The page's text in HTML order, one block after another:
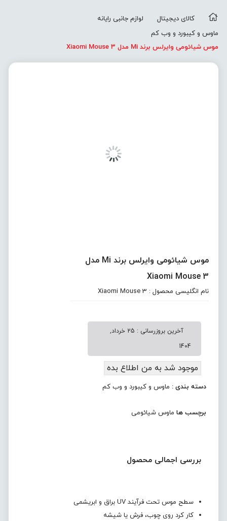
کالای دیجیتال
لوازم جانبی رایانه
ماوس و کیبورد و وب کم
موس شیائومی وایرلس برند Mi مدل Xiaomi Mouse 3
موس شیائومی وایرلس برند Mi مدل
Xiaomi Mouse 3
نام انگلیسی محصول : Xiaomi Mouse 3
آخرین بروزرسانی : 25 خرداد,
1404
موجود شد به من اطلاع بده
دسته بندی : ماوس و کیبورد و وب کم
برچسب ها ماوس شیائومی
بررسی اجمالی محصول
سطح موس تحت فرآیند UV براق و ابریشمی
کار کرد روی چوب، فرش یا شیشه